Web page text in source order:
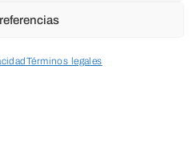
Términos legales